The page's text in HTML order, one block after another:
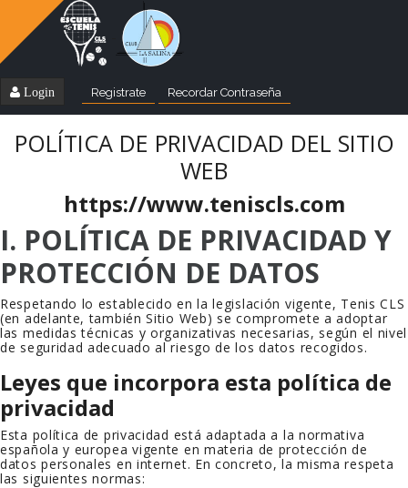
Login Registrate Recordar Contraseña
POLÍTICA DE PRIVACIDAD DEL SITIO
WEB
https://www.teniscls.com
I. POLÍTICA DE PRIVACIDAD Y
PROTECCIÓN DE DATOS
Respetando lo establecido en la legislación vigente, Tenis CLS
(en adelante, también Sitio Web) se compromete a adoptar
las medidas técnicas y organizativas necesarias, según el nivel
de seguridad adecuado al riesgo de los datos recogidos.
Leyes que incorpora esta política de
privacidad
Esta política de privacidad está adaptada a la normativa
española y europea vigente en materia de protección de
datos personales en internet. En concreto, la misma respeta
las siguientes normas: